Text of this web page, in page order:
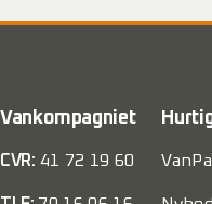
Vankompagniet
CVR: 41 72 19 60